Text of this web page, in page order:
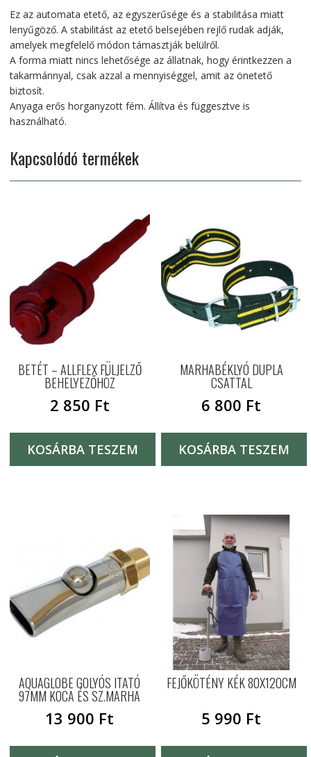
Ez az automata etető, az egyszerűsége és a stabilitása miatt
lenyűgöző. A stabilitást az etető belsejében rejlő rudak adják,
amelyek megfelelő módon támasztják belülről.
A forma miatt nincs lehetősége az állatnak, hogy érintkezzen a
takarmánnyal, csak azzal a mennyiséggel, amit az önetető
biztosít.
Anyaga erős horganyzott fém. Állítva és függesztve is
használható.
Kapcsolódó termékek
BETÉT – ALLFLEX FÜLJELZŐ
BEHELYEZŐHÖZ
2 850 Ft
KOSÁRBA TESZEM
MARHABÉKLYÓ DUPLA
CSATTAL
6 800 Ft
KOSÁRBA TESZEM
AQUAGLOBE GOLYÓS ITATÓ
97MM KOCA ÉS SZ.MARHA
13 900 Ft
FEJŐKÖTÉNY KÉK 80X120CM
5 990 Ft